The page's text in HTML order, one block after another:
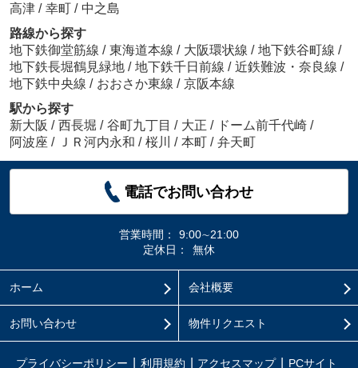
高津 / 幸町 / 中之島
路線から探す
地下鉄御堂筋線 / 東海道本線 / 大阪環状線 / 地下鉄谷町線 /
地下鉄長堀鶴見緑地 / 地下鉄千日前線 / 近鉄難波・奈良線 /
地下鉄中央線 / おおさか東線 / 京阪本線
駅から探す
新大阪 / 西長堀 / 谷町九丁目 / 大正 / ドーム前千代崎 /
阿波座 / ＪＲ河内永和 / 桜川 / 本町 / 弁天町
電話でお問い合わせ
営業時間：
9:00∼21:00
定休日：
無休
ホーム 会社概要
お問い合わせ 物件リクエスト
プライバシーポリシー 利用規約 アクセスマップ PCサイト